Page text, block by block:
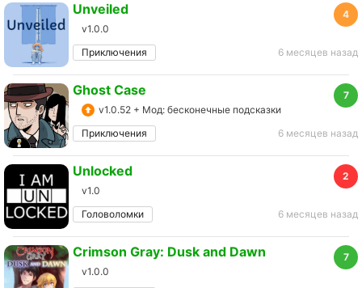
4
Unveiled
v1.0.0
Приключения
6 месяцев назад
7
Ghost Case
v1.0.52 + Мод: бесконечные подсказки
Приключения
6 месяцев назад
2
Unlocked
v1.0
Головоломки
6 месяцев назад
7
Crimson Gray: Dusk and Dawn
v1.0.0